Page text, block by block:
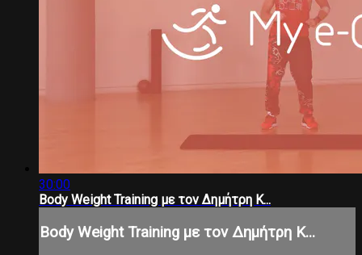
30:00
Body Weight Training με τον Δημήτρη Κ...
Body Weight Training με τον Δημήτρη Κ...